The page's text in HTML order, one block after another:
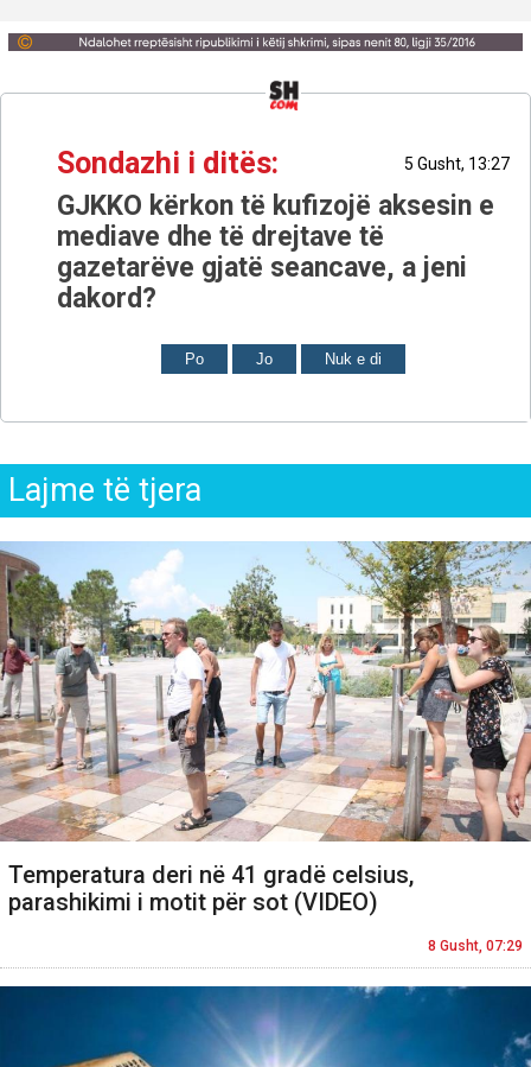
Sondazhi i ditës: 5 Gusht, 13:27
GJKKO kërkon të kufizojë aksesin e
mediave dhe të drejtave të
gazetarëve gjatë seancave, a jeni
dakord?
Po Jo Nuk e di
Lajme të tjera
Temperatura deri në 41 gradë celsius,
parashikimi i motit për sot (VIDEO)
8 Gusht, 07:29